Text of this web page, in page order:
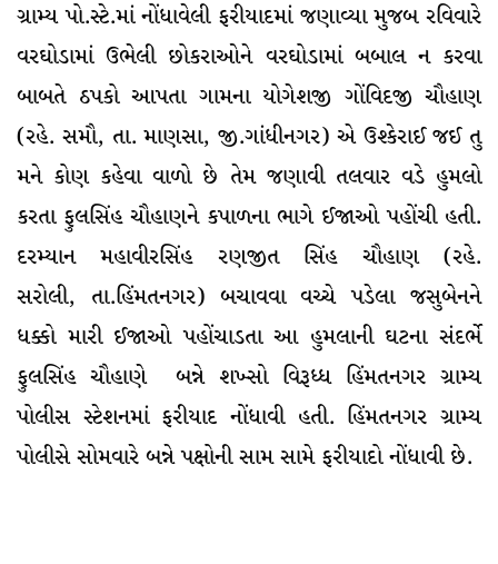
ગ્રામ્ય પો.સ્ટે.માં નોંધાવેલી ફરીયાદમાં જણાવ્યા મુજબ રવિવારે
વરઘોડામાં ઉભેલી છોકરાઓને વરઘોડામાં બબાલ ન કરવા
બાબતે ઠપકો આપતા ગામના યોગેશજી ગોંવિદજી ચૌહાણ
(રહે. સમૌ, તા. માણસા, જી.ગાંધીનગર) એ ઉશ્કેરાઈ જઈ તુ
મને કોણ કહેવા વાળો છે તેમ જણાવી તલવાર વડે હુમલો
કરતા ફુલસિંહ ચૌહાણને કપાળના ભાગે ઈજાઓ પહોંચી હતી.
દરમ્યાન મહાવીરસિંહ રણજીત સિંહ ચૌહાણ (રહે.
સરોલી, તા.હિંમતનગર) બચાવવા વચ્ચે પડેલા જસુબેનને
ધક્કો મારી ઈજાઓ પહોંચાડતા આ હુમલાની ઘટના સંદર્ભે
ફુલસિંહ ચૌહાણે બન્ને શખ્સો વિરૂધ્ધ હિંમતનગર ગ્રામ્ય
પોલીસ સ્ટેશનમાં ફરીયાદ નોંધાવી હતી. હિંમતનગર ગ્રામ્ય
પોલીસે સોમવારે બન્ને પક્ષોની સામ સામે ફરીયાદો નોંધાવી છે.